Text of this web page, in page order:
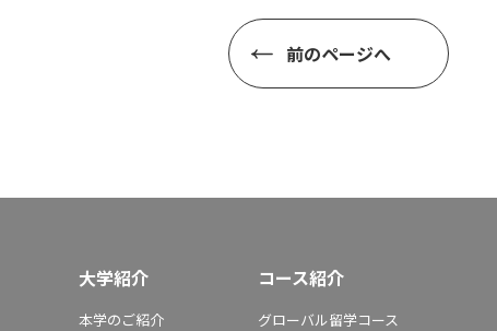
前のページへ
大学紹介
本学のご紹介
コース紹介
グローバル留学コース